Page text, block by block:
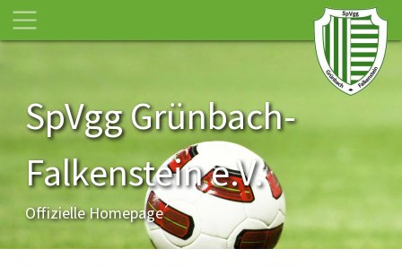
SpVgg Grünbach-
Falkenstein e.V.
Offizielle Homepage